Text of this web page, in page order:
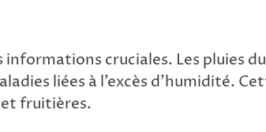
cruciales. Les pluies
liées à l’excès d’humidité.
fruitières.